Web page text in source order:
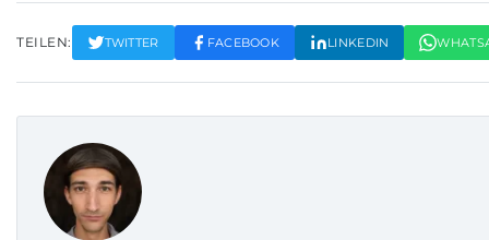
TEILEN: TWITTER FACEBOOK LINKEDIN